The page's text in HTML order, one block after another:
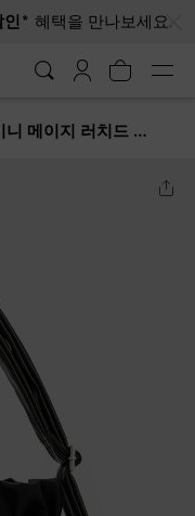
인* 혜택을 만나보세요.
미니 메이지 러치드 드로스트링 호보 백